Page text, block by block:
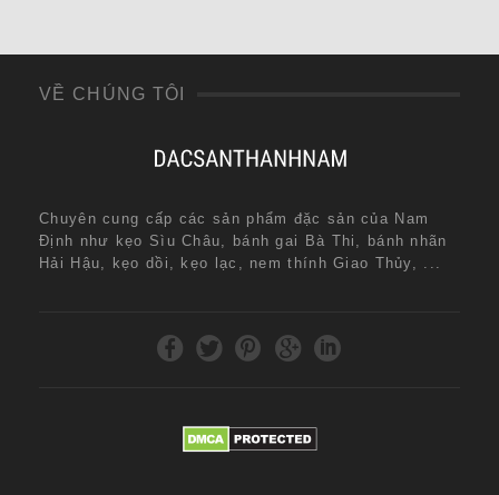
VỀ CHÚNG TÔI
Chuyên cung cấp các sản phẩm đặc sản của Nam
Định như kẹo Sìu Châu, bánh gai Bà Thi, bánh nhãn
Hải Hậu, kẹo dồi, kẹo lạc, nem thính Giao Thủy, ...